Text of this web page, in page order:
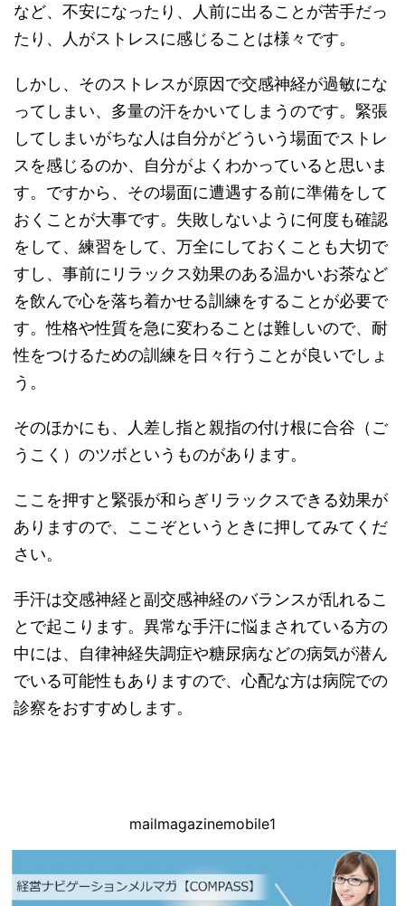
など、不安になったり、人前に出ることが苦手だっ
たり、人がストレスに感じることは様々です。
しかし、そのストレスが原因で交感神経が過敏にな
ってしまい、多量の汗をかいてしまうのです。緊張
してしまいがちな人は自分がどういう場面でストレ
スを感じるのか、自分がよくわかっていると思いま
す。ですから、その場面に遭遇する前に準備をして
おくことが大事です。失敗しないように何度も確認
をして、練習をして、万全にしておくことも大切で
すし、事前にリラックス効果のある温かいお茶など
を飲んで心を落ち着かせる訓練をすることが必要で
す。性格や性質を急に変わることは難しいので、耐
性をつけるための訓練を日々行うことが良いでしょ
う。
そのほかにも、人差し指と親指の付け根に合谷（ご
うこく）のツボというものがあります。
ここを押すと緊張が和らぎリラックスできる効果が
ありますので、ここぞというときに押してみてくだ
さい。
手汗は交感神経と副交感神経のバランスが乱れるこ
とで起こります。異常な手汗に悩まされている方の
中には、自律神経失調症や糖尿病などの病気が潜ん
でいる可能性もありますので、心配な方は病院での
診察をおすすめします。
mailmagazinemobile1